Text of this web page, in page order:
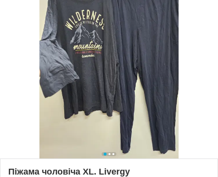
Піжама чоловіча XL. Livergy